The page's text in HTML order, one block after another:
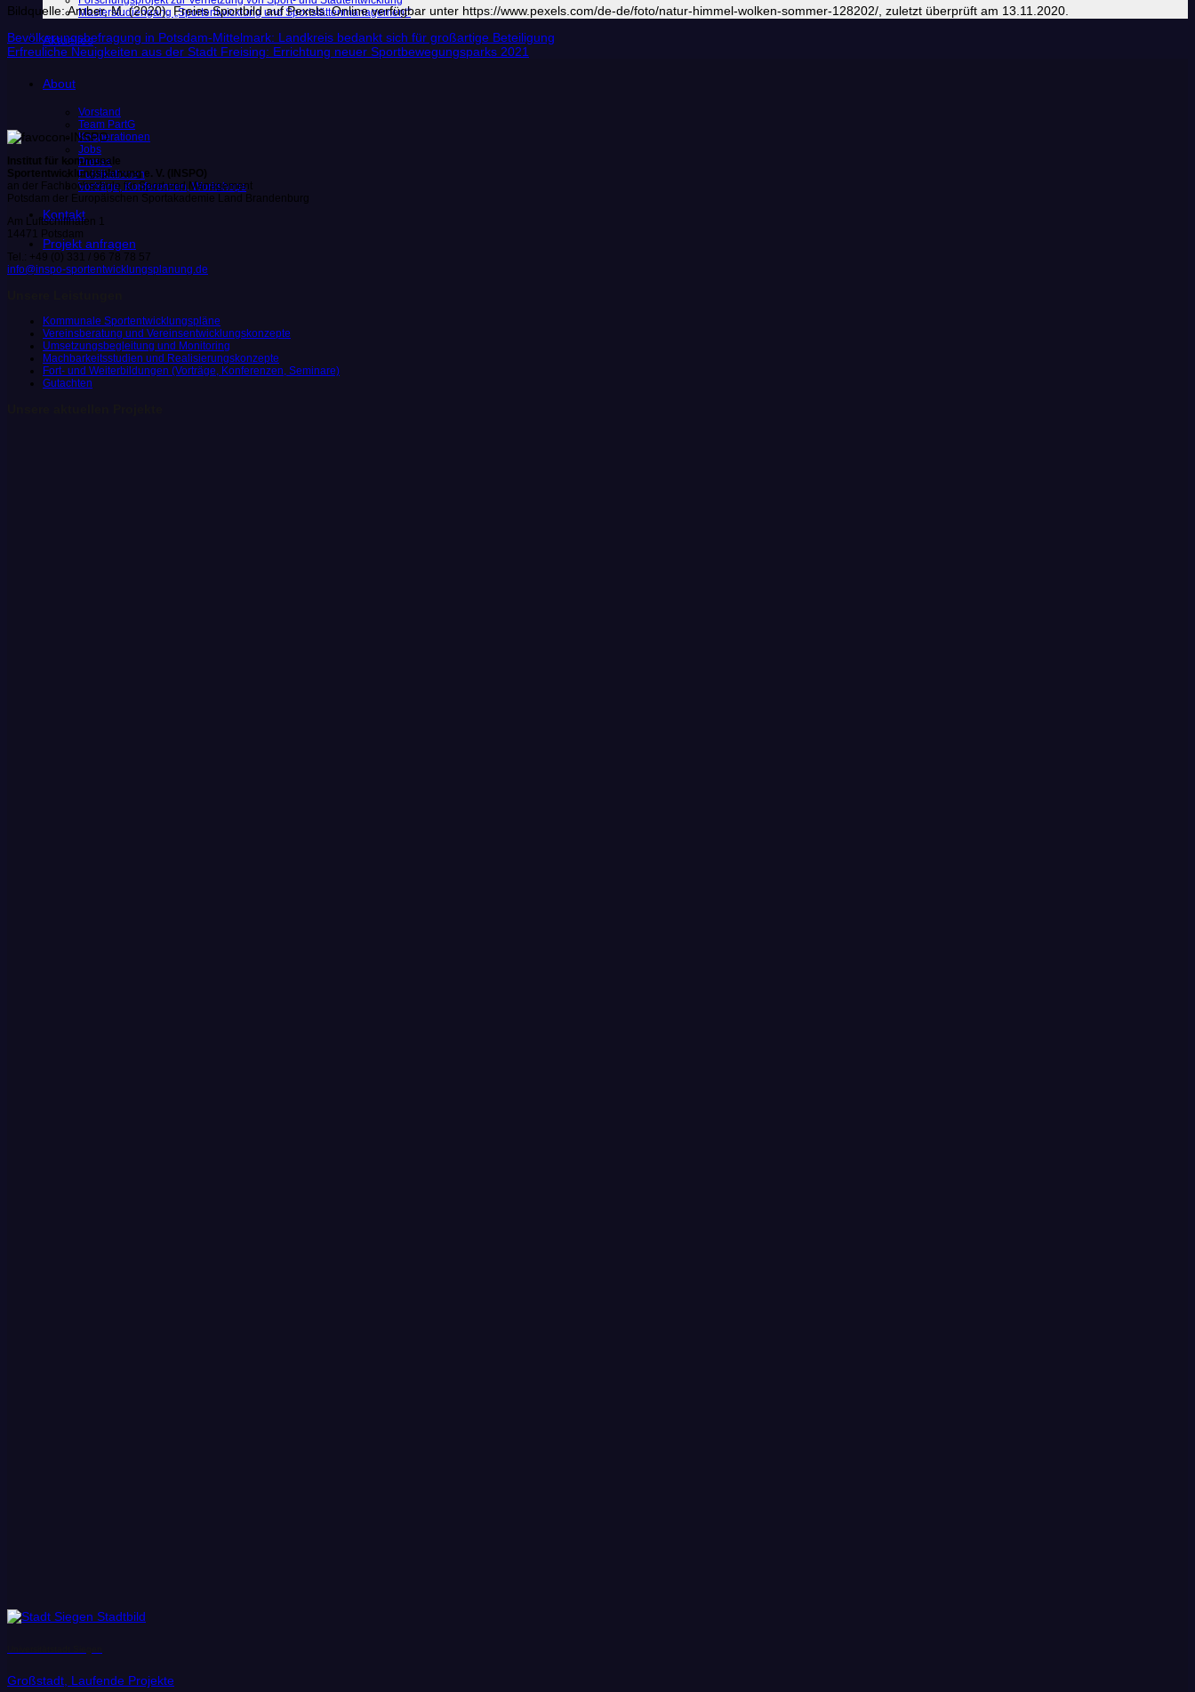
Masterstudiengang „Sportentwicklung und Sportstättenmanagement“
Aktuelles
About
Vorstand
Team PartG
Kooperationen
Jobs
Presse
Publikationen
Vorträge, Konferenzen, Workshops
Kontakt
Projekt anfragen
Bildquelle: Amber, M. (2020). Freies Sportbild auf Pexels. Online verfügbar unter https://www.pexels.com/de-de/foto/natur-himmel-wolken-sommer-128202/, zuletzt überprüft am 13.11.2020.
Bevölkerungsbefragung in Potsdam-Mittelmark: Landkreis bedankt sich für großartige Beteiligung
Erfreuliche Neuigkeiten aus der Stadt Freising: Errichtung neuer Sportbewegungsparks 2021
Institut für kommunale
Sportentwicklungsplanung e. V. (INSPO)
an der Fachhochschule für Sport und Management
Potsdam der Europäischen Sportakademie Land Brandenburg
Am Luftschiffhafen 1
14471 Potsdam
Tel.: +49 (0) 331 / 96 78 78 57
info@inspo-sportentwicklungsplanung.de
Kommunale Sportentwicklungspläne
Vereinsberatung und Vereinsentwicklungskonzepte
Umsetzungsbegleitung und Monitoring
Machbarkeitsstudien und Realisierungskonzepte
Fort- und Weiterbildungen (Vorträge, Konferenzen, Seminare)
Gutachten
Großstadt, Laufende Projekte